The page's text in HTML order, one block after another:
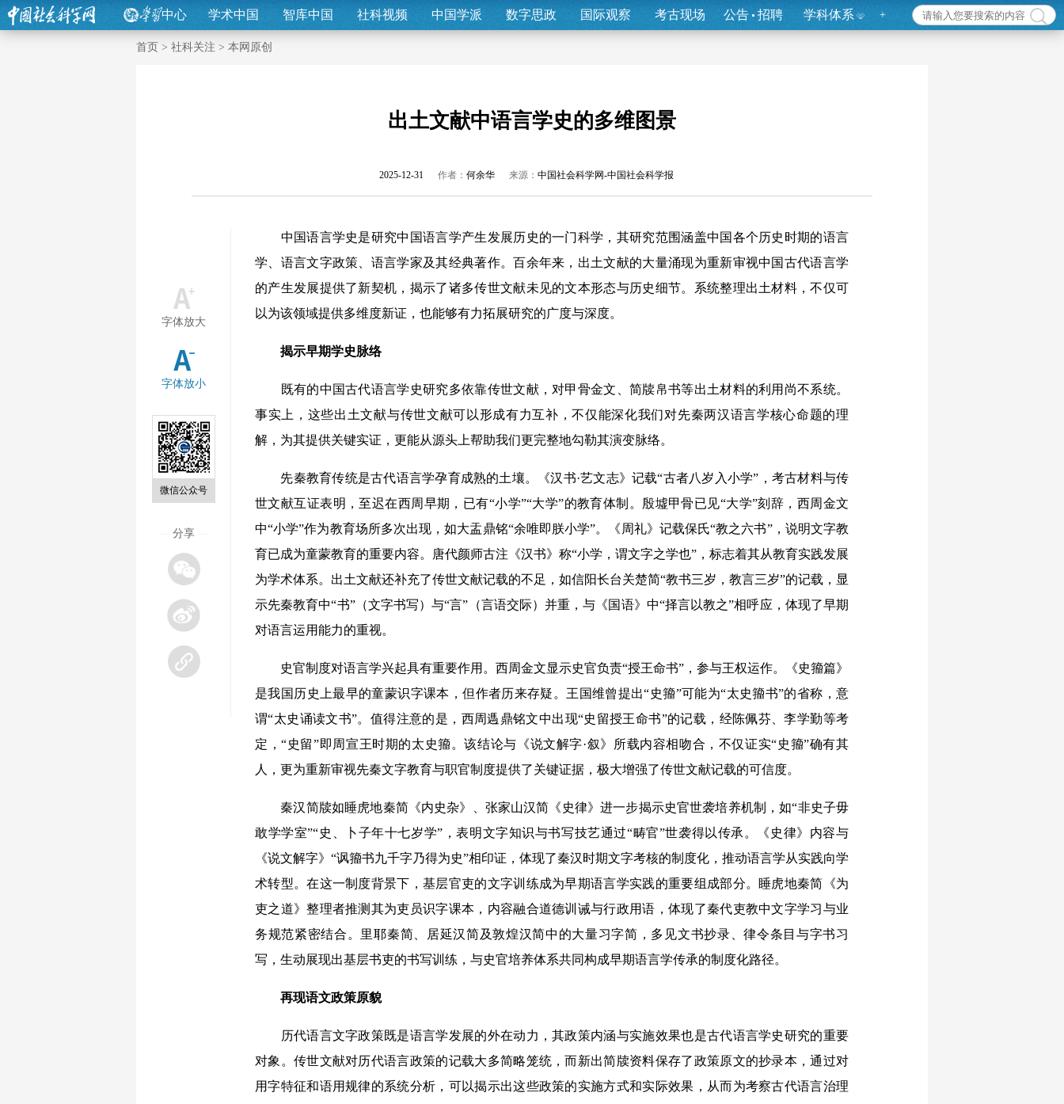
中心 学术中国 智库中国 社科视频 中国学派 数字思政 国际观察 考古现场 公告 招聘 学科体系 +
首页 > 社科关注 > 本网原创
出土文献中语言学史的多维图景
2025-12-31 作者： 何余华 来源： 中国社会科学网-中国社会科学报
字体放大
字体放小
微信公众号
分享
中国语言学史是研究中国语言学产生发展历史的一门科学，其研究范围涵盖中国各个历史时期的语言
学、语言文字政策、语言学家及其经典著作。百余年来，出土文献的大量涌现为重新审视中国古代语言学
的产生发展提供了新契机，揭示了诸多传世文献未见的文本形态与历史细节。系统整理出土材料，不仅可
以为该领域提供多维度新证，也能够有力拓展研究的广度与深度。
揭示早期学史脉络
既有的中国古代语言学史研究多依靠传世文献，对甲骨金文、简牍帛书等出土材料的利用尚不系统。
事实上，这些出土文献与传世文献可以形成有力互补，不仅能深化我们对先秦两汉语言学核心命题的理
解，为其提供关键实证，更能从源头上帮助我们更完整地勾勒其演变脉络。
先秦教育传统是古代语言学孕育成熟的土壤。《汉书·艺文志》记载“古者八岁入小学”，考古材料与传
世文献互证表明，至迟在西周早期，已有“小学”“大学”的教育体制。殷墟甲骨已见“大学”刻辞，西周金文
中“小学”作为教育场所多次出现，如大盂鼎铭“余唯即朕小学”。《周礼》记载保氏“教之六书”，说明文字教
育已成为童蒙教育的重要内容。唐代颜师古注《汉书》称“小学，谓文字之学也”，标志着其从教育实践发展
为学术体系。出土文献还补充了传世文献记载的不足，如信阳长台关楚简“教书三岁，教言三岁”的记载，显
示先秦教育中“书”（文字书写）与“言”（言语交际）并重，与《国语》中“择言以教之”相呼应，体现了早期
对语言运用能力的重视。
史官制度对语言学兴起具有重要作用。西周金文显示史官负责“授王命书”，参与王权运作。《史籀篇》
是我国历史上最早的童蒙识字课本，但作者历来存疑。王国维曾提出“史籀”可能为“太史籀书”的省称，意
谓“太史诵读文书”。值得注意的是，西周遤鼎铭文中出现“史留授王命书”的记载，经陈佩芬、李学勤等考
定，“史留”即周宣王时期的太史籀。该结论与《说文解字·叙》所载内容相吻合，不仅证实“史籀”确有其
人，更为重新审视先秦文字教育与职官制度提供了关键证据，极大增强了传世文献记载的可信度。
秦汉简牍如睡虎地秦简《内史杂》、张家山汉简《史律》进一步揭示史官世袭培养机制，如“非史子毋
敢学学室”“史、卜子年十七岁学”，表明文字知识与书写技艺通过“畴官”世袭得以传承。《史律》内容与
《说文解字》“讽籀书九千字乃得为史”相印证，体现了秦汉时期文字考核的制度化，推动语言学从实践向学
术转型。在这一制度背景下，基层官吏的文字训练成为早期语言学实践的重要组成部分。睡虎地秦简《为
吏之道》整理者推测其为吏员识字课本，内容融合道德训诫与行政用语，体现了秦代吏教中文字学习与业
务规范紧密结合。里耶秦简、居延汉简及敦煌汉简中的大量习字简，多见文书抄录、律令条目与字书习
写，生动展现出基层书吏的书写训练，与史官培养体系共同构成早期语言学传承的制度化路径。
再现语文政策原貌
历代语言文字政策既是语言学发展的外在动力，其政策内涵与实施效果也是古代语言学史研究的重要
对象。传世文献对历代语言政策的记载大多简略笼统，而新出简牍资料保存了政策原文的抄录本，通过对
用字特征和语用规律的系统分析，可以揭示出这些政策的实施方式和实际效果，从而为考察古代语言治理